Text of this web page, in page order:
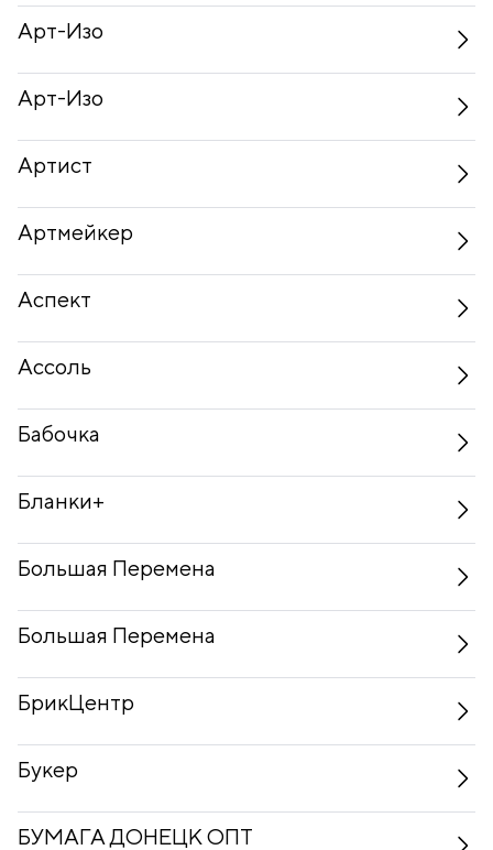
Арт-Изо
Арт-Изо
Артист
Артмейкер
Аспект
Ассоль
Бабочка
Бланки+
Большая Перемена
Большая Перемена
БрикЦентр
Букер
БУМАГА ДОНЕЦК ОПТ